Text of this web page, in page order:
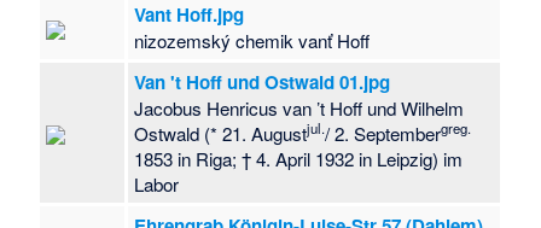
Vant Hoff.jpg
nizozemský chemik vanť Hoff
Van 't Hoff und Ostwald 01.jpg
Jacobus Henricus van ’t Hoff und Wilhelm
Ostwald (* 21. Augustjul./ 2. Septembergreg.
1853 in Riga; † 4. April 1932 in Leipzig) im
Labor